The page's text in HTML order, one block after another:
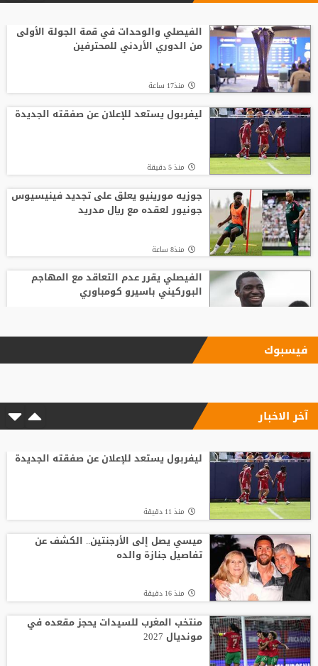
الفيصلي والوحدات في قمة الجولة الأولى
من الدوري الأردني للمحترفين
منذ17 ساعة
ليفربول يستعد للإعلان عن صفقته الجديدة
منذ 5 دقيقة
جوزيه مورينيو يعلق على تجديد فينيسيوس
جونيور لعقده مع ريال مدريد
منذ8 ساعة
الفيصلي يقرر عدم التعاقد مع المهاجم
البوركيني باسيرو كومباوري
ليفربول يحسم صفقة أراخو لاعب برشلونة
مأساة وفاة لاعب شاب
باريس سان جيرمان يتوصل إلى اتفاق مع
فيران توريس
وفاة والد ليونيل ميسي عن 68 عاما
فيسبوك
آخر الاخبار
ليفربول يستعد للإعلان عن صفقته الجديدة
منذ 11 دقيقة
ميسي يصل إلى الأرجنتين.. الكشف عن
تفاصيل جنازة والده
منذ 16 دقيقة
منتخب المغرب للسيدات يحجز مقعده في
مونديال 2027